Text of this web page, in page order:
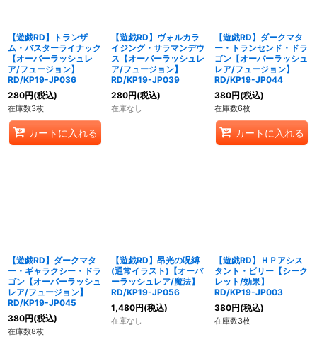
【遊戯RD】トランザ
ム・バスターライナック
【オーバーラッシュレ
ア/フュージョン】
RD/KP19-JP036
280円(税込)
在庫数3枚
カートに入れる
【遊戯RD】ヴォルカラ
イジング・サラマンデウ
ス【オーバーラッシュレ
ア/フュージョン】
RD/KP19-JP039
280円(税込)
在庫なし
【遊戯RD】ダークマタ
ー・トランセンド・ドラ
ゴン【オーバーラッシュ
レア/フュージョン】
RD/KP19-JP044
380円(税込)
在庫数6枚
カートに入れる
【遊戯RD】ダークマタ
ー・ギャラクシー・ドラ
ゴン【オーバーラッシュ
レア/フュージョン】
RD/KP19-JP045
380円(税込)
在庫数8枚
【遊戯RD】昂光の呪縛
(通常イラスト)【オーバ
ーラッシュレア/魔法】
RD/KP19-JP056
1,480円(税込)
在庫なし
【遊戯RD】ＨＰアシス
タント・ビリー【シーク
レット/効果】
RD/KP19-JP003
380円(税込)
在庫数3枚